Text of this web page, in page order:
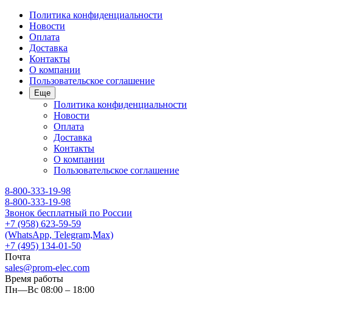
Политика конфиденциальности
Новости
Оплата
Доставка
Контакты
О компании
Пользовательское соглашение
Еще
Политика конфиденциальности
Новости
Оплата
Доставка
Контакты
О компании
Пользовательское соглашение
8-800-333-19-98
8-800-333-19-98
Звонок бесплатный по России
+7 (958) 623-59-59
(WhatsApp, Telegram,Max)
+7 (495) 134-01-50
Почта
sales@prom-elec.com
Время работы
Пн—Вс 08:00 – 18:00